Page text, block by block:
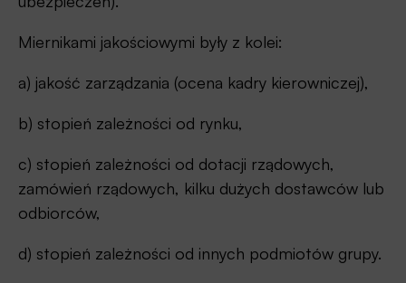
Miernikami jakościowymi były z kolei:
a) jakość zarządzania (ocena kadry kierowniczej),
b) stopień zależności od rynku,
c) stopień zależności od dotacji rządowych,
zamówień rządowych, kilku dużych dostawców lub
odbiorców,
d) stopień zależności od innych podmiotów grupy.